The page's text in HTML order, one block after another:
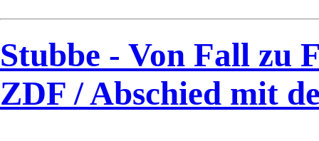
Stubbe - Von Fall zu
ZDF / Abschied mit